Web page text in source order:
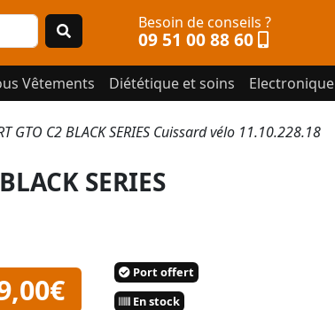
Besoin de conseils ?
09 51 00 88 60
Vêtements Diététique et soins Electronique
GTO C2 BLACK SERIES Cuissard vélo 11.10.228.18
SERIES
Port offert
En stock